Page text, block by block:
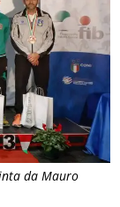
da Mauro